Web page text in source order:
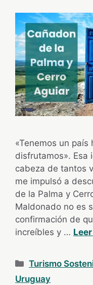
«Tenemos un país
disfrutamos». Esa
cabeza de tantos
me impulsó a
de la Palma y
Maldonado no es
confirmación de
increíbles y …
Categorías
Turismo
Uruguay